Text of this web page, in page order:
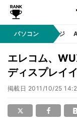
パソコン
自作 / テクノロジ
エレコム、
ディスプレイ
掲載日 2011/10/25